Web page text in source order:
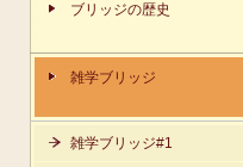
ブリッジの歴史
雑学ブリッジ
雑学ブリッジ#1